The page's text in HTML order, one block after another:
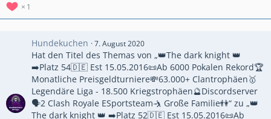
1
Hundekuchen 7. August 2020
Hat den Titel des Themas von „👑The dark knight 👑
➡️Platz 54🇩🇪 Est 15.05.2016📜Ab 6000 Pokalen Rekord🏆
Monatliche Preisgeldturniere💸63.000+ Clantrophäen🥇
Legendäre Liga - 18.500 Kriegstrophäen🔮Discordserver
🗣2 Clash Royale ESportsteam🤺 Große Familie👫“ zu „👑
The dark knight 👑 ➡️Platz 52🇩🇪 Est 15.05.2016📜Ab